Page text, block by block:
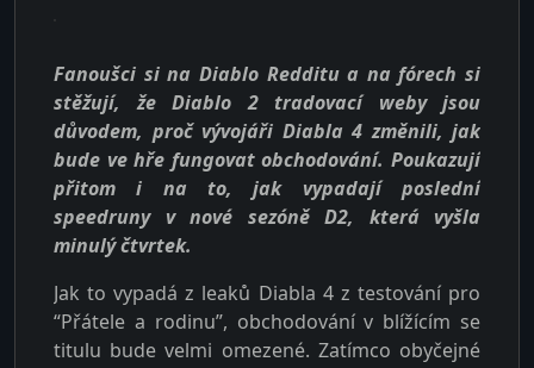
Fanoušci si na Diablo Redditu a na fórech si
stěžují, že Diablo 2 tradovací weby jsou
důvodem, proč vývojáři Diabla 4 změnili, jak
bude ve hře fungovat obchodování. Poukazují
přitom i na to, jak vypadají poslední
speedruny v nové sezóně D2, která vyšla
minulý čtvrtek.
Jak to vypadá z leaků Diabla 4 z testování pro
“Přátele a rodinu”, obchodování v blížícím se
titulu bude velmi omezené. Zatímco obyčejné